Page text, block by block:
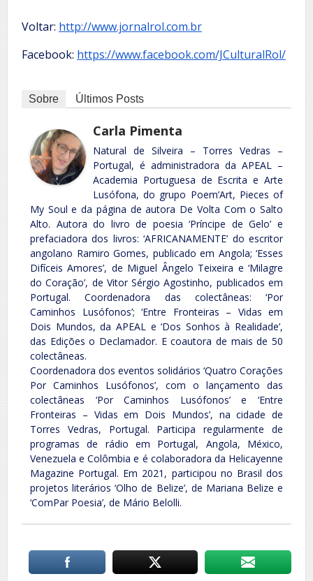
Voltar: http://www.jornalrol.com.br
Facebook: https://www.facebook.com/JCulturalRol/
Sobre Últimos Posts
Carla Pimenta
Natural de Silveira – Torres Vedras –
Portugal, é administradora da APEAL –
Academia Portuguesa de Escrita e Arte
Lusófona, do grupo Poem’Art, Pieces of
My Soul e da página de autora De Volta Com o Salto
Alto. Autora do livro de poesia ‘Príncipe de Gelo’ e
prefaciadora dos livros: ‘AFRICANAMENTE’ do escritor
angolano Ramiro Gomes, publicado em Angola; ‘Esses
Difíceis Amores’, de Miguel Ângelo Teixeira e ‘Milagre
do Coração’, de Vitor Sérgio Agostinho, publicados em
Portugal. Coordenadora das colectâneas: ‘Por
Caminhos Lusófonos’; ‘Entre Fronteiras – Vidas em
Dois Mundos, da APEAL e ‘Dos Sonhos à Realidade’,
das Edições o Declamador. E coautora de mais de 50
colectâneas.
Coordenadora dos eventos solidários ‘Quatro Corações
Por Caminhos Lusófonos’, com o lançamento das
colectâneas ‘Por Caminhos Lusófonos’ e ‘Entre
Fronteiras – Vidas em Dois Mundos’, na cidade de
Torres Vedras, Portugal. Participa regularmente de
programas de rádio em Portugal, Angola, México,
Venezuela e Colômbia e é colaboradora da Helicayenne
Magazine Portugal. Em 2021, participou no Brasil dos
projetos literários ‘Olho de Belize’, de Mariana Belize e
‘ComPar Poesia’, de Mário Belolli.